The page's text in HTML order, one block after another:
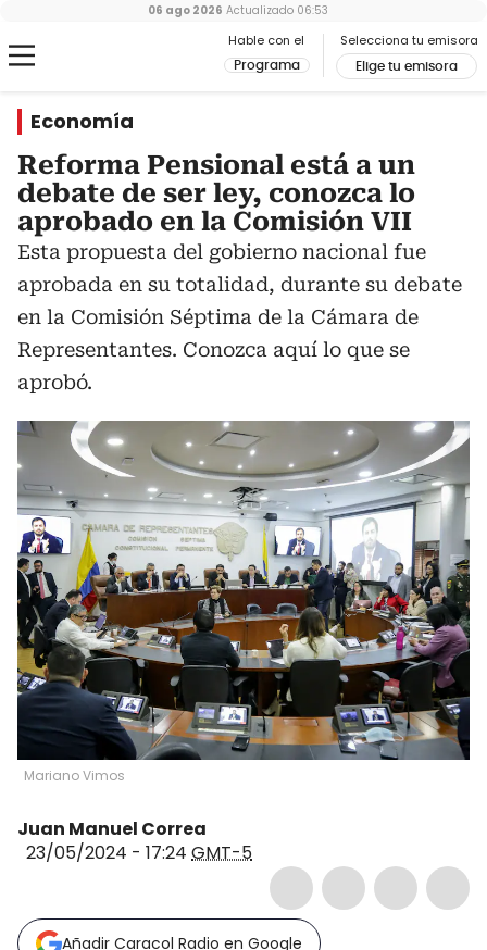
Hable con el
Programa
Selecciona tu emisora
Elige tu emisora
06 ago 2026 Actualizado 06:53
Economía
Reforma Pensional está a un
debate de ser ley, conozca lo
aprobado en la Comisión VII
Esta propuesta del gobierno nacional fue
aprobada en su totalidad, durante su debate
en la Comisión Séptima de la Cámara de
Representantes. Conozca aquí lo que se
aprobó.
Mariano Vimos
Juan Manuel Correa
23/05/2024 - 17:24 GMT-5
Añadir Caracol Radio en Google